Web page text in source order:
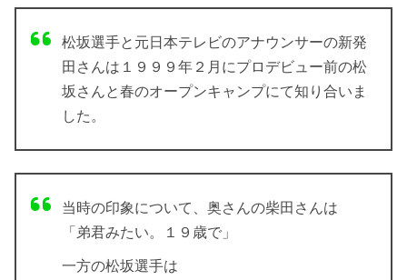
松坂選手と元日本テレビのアナウンサーの新発
田さんは１９９９年２月にプロデビュー前の松
坂さんと春のオープンキャンプにて知り合いま
した。
当時の印象について、奥さんの柴田さんは
「弟君みたい。１９歳で」
一方の松坂選手は